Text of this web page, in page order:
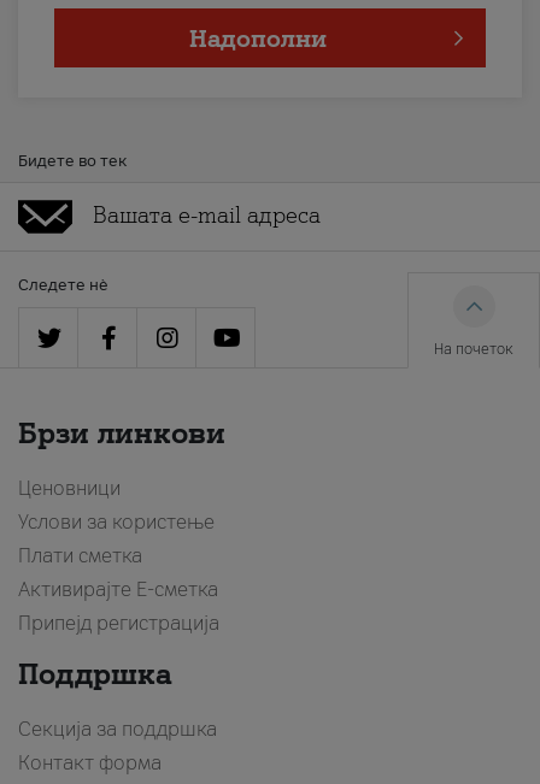
Надополни
Бидете во тек
Следете нè
На почеток
Брзи линкови
Ценовници
Услови за користење
Плати сметка
Активирајте Е-сметка
Припејд регистрација
Поддршка
Секција за поддршка
Контакт форма